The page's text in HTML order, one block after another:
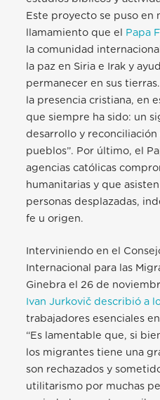
Este proyecto se puso en
llamamiento que el Papa
la comunidad
la paz en Siria e Irak y
permanecer en sus
la presencia cristiana, en
que siempre ha sido: un
desarrollo y reconciliación
pueblos”. Por último, el
agencias católicas
humanitarias y que
personas desplazadas,
fe u origen.
Interviniendo en el
Internacional para las
Ginebra el 26 de
Ivan Jurkovič describió a
trabajadores esenciales
“Es lamentable que, si
los migrantes tiene una
son rechazados y
utilitarismo por muchas